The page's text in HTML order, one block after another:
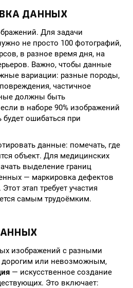
ДАННЫХ
Для задачи
не просто 100 фотографий,
в разное время дня, на
Важно, чтобы данные
вариации: разные породы,
частичное
должны быть
в наборе 90% изображений
будет ошибаться при
данные: помечать, где
объект. Для медицинских
выделение границ
— маркировка дефектов
этап требует участия
самым трудоёмким.
изображений с разными
или невозможным,
— искусственное создание
Это включает: